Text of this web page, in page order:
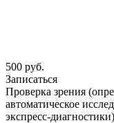
500 руб.
Записаться
Проверка зрения
автоматическое
экспресс-диагностики)